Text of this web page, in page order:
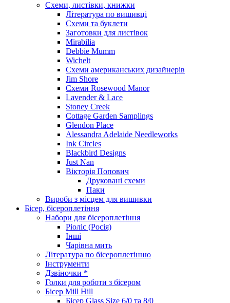
Схеми, листівки, книжки
Література по вишивці
Схеми та буклети
Заготовки для листівок
Mirabilia
Debbie Mumm
Wichelt
Схеми американських дизайнерів
Jim Shore
Cхеми Rosewood Manor
Lavender & Lace
Stoney Creek
Cottage Garden Samplings
Glendon Place
Alessandra Adelaide Needleworks
Ink Circles
Blackbird Designs
Just Nan
Вікторія Попович
Друковані схеми
Паки
Вироби з місцем для вишивки
Бісер, бісероплетіння
Набори для бісероплетіння
Ріоліс (Росія)
Інші
Чарівна мить
Література по бісероплетінню
Інструменти
Дзвіночки *
Голки для роботи з бісером
Бісер Mill Hill
Бісер Glass Size 6/0 та 8/0